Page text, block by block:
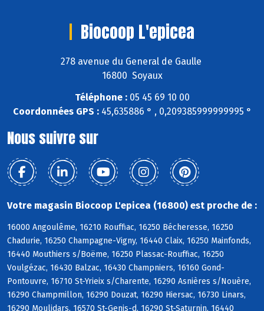
Biocoop L'epicea
278 avenue du General de Gaulle
16800 Soyaux
Téléphone :05 45 69 10 00
Coordonnées GPS :45,635886 ° , 0,209385999999995 °
Nous suivre sur
Votre magasin Biocoop L'epicea (16800) est proche de :
16000 Angoulême, 16210 Rouffiac, 16250 Bécheresse, 16250
Chadurie, 16250 Champagne-Vigny, 16440 Claix, 16250 Mainfonds,
16440 Mouthiers s/Boëme, 16250 Plassac-Rouffiac, 16250
Voulgézac, 16430 Balzac, 16430 Champniers, 16160 Gond-
Pontouvre, 16710 St-Yrieix s/Charente, 16290 Asnières s/Nouère,
16290 Champmillon, 16290 Douzat, 16290 Hiersac, 16730 Linars,
16290 Moulidars, 16570 St-Genis-d, 16290 St-Saturnin, 16440